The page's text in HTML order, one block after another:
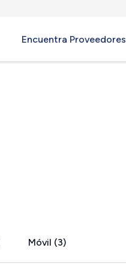
Encuentra Proveedores
Móvil (3)